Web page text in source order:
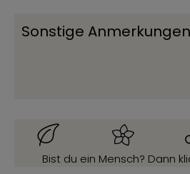
Bist du ein Mensch? Dann